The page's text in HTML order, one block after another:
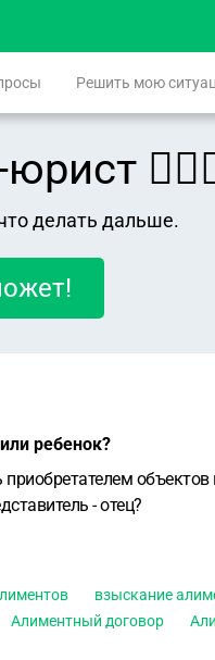
Решить мою
делать дальше.
ребенок?
приобретателем
- отец?
взыскание
Алиментный договор